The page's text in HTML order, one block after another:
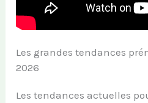
Les grandes tendances
2026
Les tendances actuelles